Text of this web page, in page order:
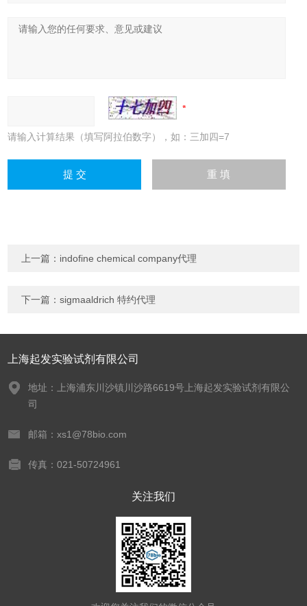
请输入计算结果（填写阿拉伯数字），如：三加四=7
上一篇： indofine chemical company代理
下一篇：sigmaaldrich 特约代理
上海起发实验试剂有限公司
地址：上海浦东川沙镇川沙路6619号上海起发实验试剂有限公
司
邮箱：xs1@78bio.com
传真：021-50724961
关注我们